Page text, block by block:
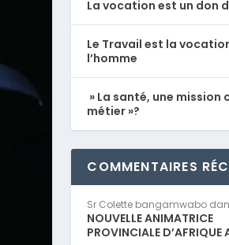
La vocation est un don
Le Travail est la
l’homme
» La santé, une mission
métier »?
COMMENTAIRES
Sr Colette bangamwabo
NOUVELLE ANIMATRICE
PROVINCIALE D’AFRIQUE